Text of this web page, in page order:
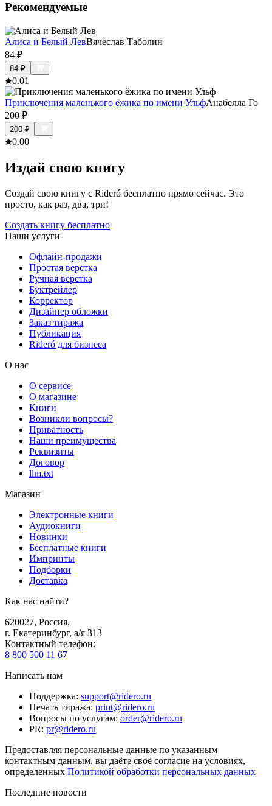
Рекомендуемые
Алиса и Белый ЛевВячеслав Таболин
84 ₽
84 ₽
0.01
Приключения маленького ёжика по имени УльфАнабелла Го
200 ₽
200 ₽
0.00
Издай свою книгу
Создай свою книгу с Rideró бесплатно прямо сейчас. Это
просто, как раз, два, три!
Создать книгу бесплатно
Наши услуги
Офлайн-продажи
Простая верстка
Ручная верстка
Буктрейлер
Корректор
Дизайнер обложки
Заказ тиража
Публикация
Rideró для бизнеса
О нас
О сервисе
О магазине
Книги
Возникли вопросы?
Приватность
Наши преимущества
Реквизиты
Договор
llm.txt
Магазин
Электронные книги
Аудиокниги
Новинки
Бесплатные книги
Импринты
Подборки
Доставка
Как нас найти?
620027, Россия,
г. Екатеринбург, а/я 313
Контактный телефон:
8 800 500 11 67
Написать нам
Поддержка: support@ridero.ru
Печать тиража: print@ridero.ru
Вопросы по услугам: order@ridero.ru
PR: pr@ridero.ru
Предоставляя персональные данные по указанным
контактным данным, вы даёте своё согласие на условиях,
определенных Политикой обработки персональных данных
Последние новости